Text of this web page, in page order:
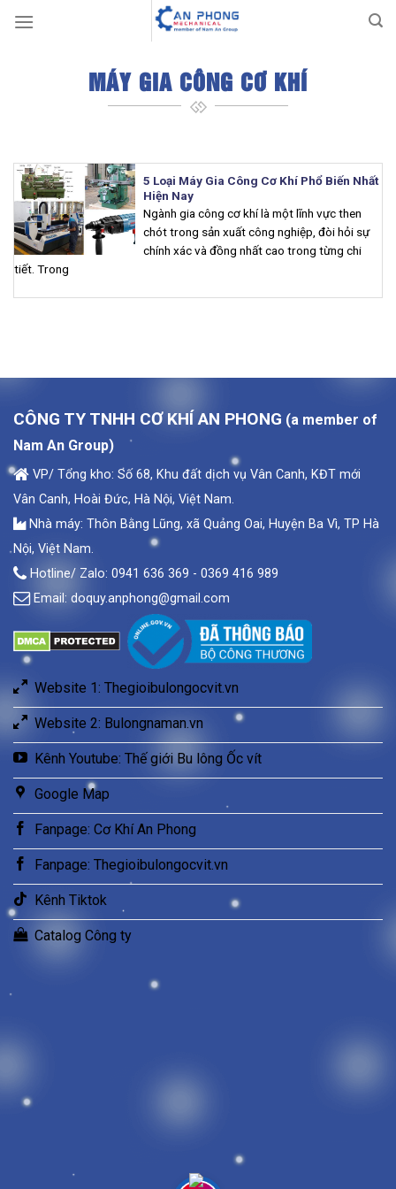
MÁY GIA CÔNG CƠ KHÍ
5 Loại Máy Gia Công Cơ Khí Phổ Biến Nhất
Hiện Nay
Ngành gia công cơ khí là một lĩnh vực then
chót trong sản xuất công nghiệp, đòi hỏi sự
chính xác và đồng nhất cao trong từng chi
tiết. Trong
CÔNG TY TNHH CƠ KHÍ AN PHONG (a member of
Nam An Group)
VP/ Tổng kho: Số 68, Khu đất dịch vụ Vân Canh, KĐT mới
Vân Canh, Hoài Đức, Hà Nội, Việt Nam.
Nhà máy: Thôn Bằng Lũng, xã Quảng Oai, Huyện Ba Vì, TP Hà
Nội, Việt Nam.
Hotline/ Zalo: 0941 636 369 - 0369 416 989
Email: doquy.anphong@gmail.com
Website 1: Thegioibulongocvit.vn
Website 2: Bulongnaman.vn
Kênh Youtube: Thế giới Bu lông Ốc vít
Google Map
Fanpage: Cơ Khí An Phong
Fanpage: Thegioibulongocvit.vn
Kênh Tiktok
Catalog Công ty